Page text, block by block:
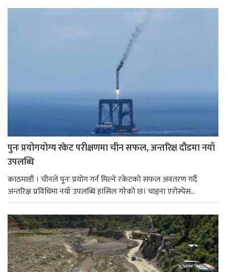
पुनः प्रयोगयोग्य रकेट परीक्षणमा चीन सफल, अन्तरिक्ष दौडमा नयाँ
उपलब्धि
काठमाडौं । चीनले पुनः प्रयोग गर्न मिल्ने रकेटको सफल अवतरण गर्दै
अन्तरिक्ष प्रविधिमा नयाँ उपलब्धि हासिल गरेको छ। चाइना एरोस्पेस...